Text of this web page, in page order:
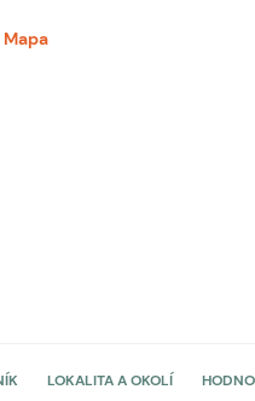
Mapa
LOKALITA A OKOLÍ